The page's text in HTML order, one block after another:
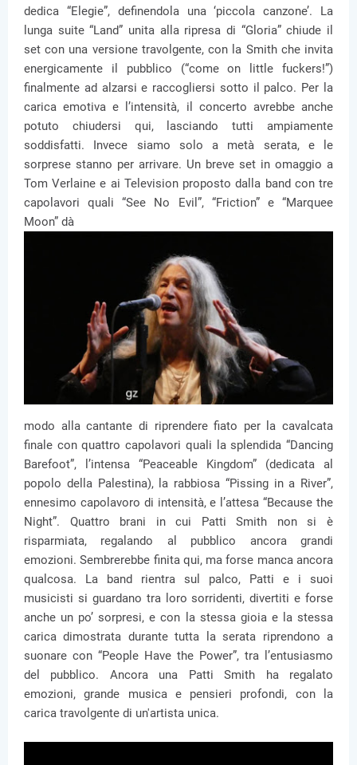
dedica “Elegie”, definendola una ‘piccola canzone’. La
lunga suite “Land” unita alla ripresa di “Gloria” chiude il
set con una versione travolgente, con la Smith che invita
energicamente il pubblico (“come on little fuckers!”)
finalmente ad alzarsi e raccogliersi sotto il palco. Per la
carica emotiva e l’intensità, il concerto avrebbe anche
potuto chiudersi qui, lasciando tutti ampiamente
soddisfatti. Invece siamo solo a metà serata, e le
sorprese stanno per arrivare. Un breve set in omaggio a
Tom Verlaine e ai Television proposto dalla band con tre
capolavori quali “See No Evil”, “Friction” e “Marquee
Moon” dà
modo alla cantante di riprendere fiato per la cavalcata
finale con quattro capolavori quali la splendida “Dancing
Barefoot”, l’intensa “Peaceable Kingdom” (dedicata al
popolo della Palestina), la rabbiosa “Pissing in a River”,
ennesimo capolavoro di intensità, e l’attesa “Because the
Night”. Quattro brani in cui Patti Smith non si è
risparmiata, regalando al pubblico ancora grandi
emozioni. Sembrerebbe finita qui, ma forse manca ancora
qualcosa. La band rientra sul palco, Patti e i suoi
musicisti si guardano tra loro sorridenti, divertiti e forse
anche un po’ sorpresi, e con la stessa gioia e la stessa
carica dimostrata durante tutta la serata riprendono a
suonare con “People Have the Power”, tra l’entusiasmo
del pubblico. Ancora una Patti Smith ha regalato
emozioni, grande musica e pensieri profondi, con la
carica travolgente di un'artista unica.